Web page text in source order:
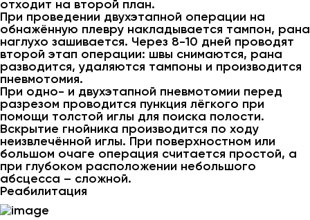
отходит на второй план.
При проведении двухэтапной операции на
обнажённую плевру накладывается тампон, рана
наглухо зашивается. Через 8-10 дней проводят
второй этап операции: швы снимаются, рана
разводится, удаляются тампоны и производится
пневмотомия.
При одно- и двухэтапной пневмотомии перед
разрезом проводится пункция лёгкого при
помощи толстой иглы для поиска полости.
Вскрытие гнойника производится по ходу
неизвлечённой иглы. При поверхностном или
большом очаге операция считается простой, а
при глубоком расположении небольшого
абсцесса – сложной.
Реабилитация